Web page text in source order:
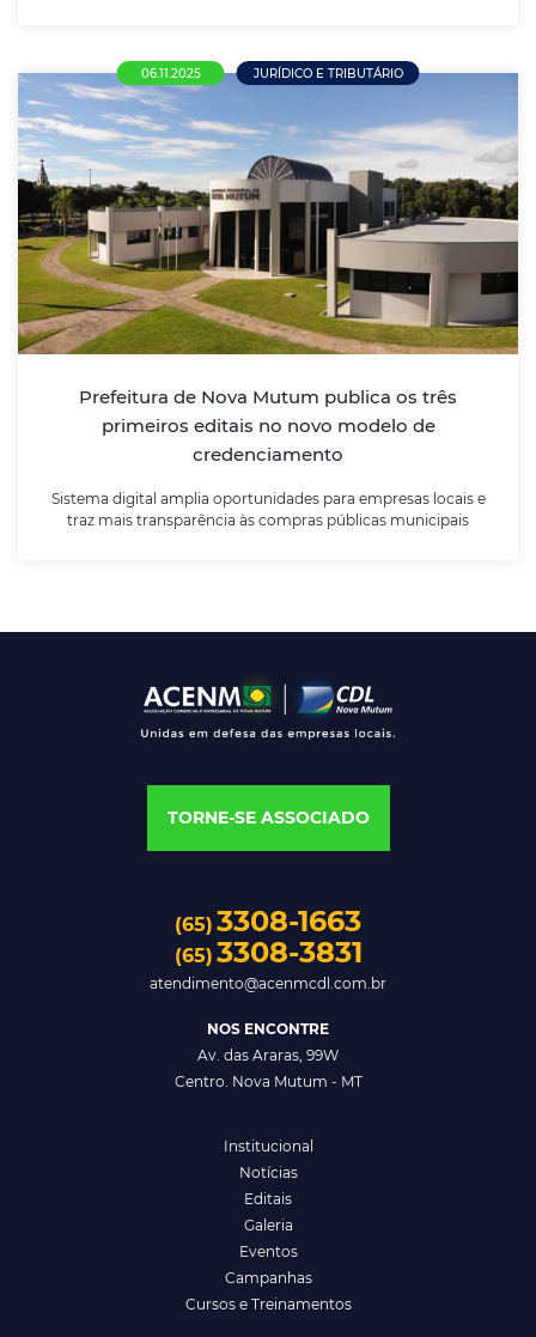
06.11.2025 JURÍDICO E TRIBUTÁRIO
Prefeitura de Nova Mutum publica os três
primeiros editais no novo modelo de
credenciamento
Sistema digital amplia oportunidades para empresas locais e
traz mais transparência às compras públicas municipais
Prefeitura de Nova Mutum publica os três
primeiros editais no novo modelo de
credenciamento
Sistema digital amplia oportunidades para empresas
locais e traz mais transparência às compras públicas
LEIA MAIS
TORNE-SE ASSOCIADO
(65) 3308-1663
(65) 3308-3831
atendimento@acenmcdl.com.br
NOS ENCONTRE
Av. das Araras, 99W
Centro. Nova Mutum - MT
Institucional
Notícias
Editais
Galeria
Eventos
Campanhas
Cursos e Treinamentos